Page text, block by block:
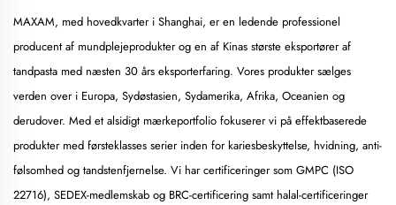
MAXAM, med hovedkvarter i Shanghai, er en ledende professionel
producent af mundplejeprodukter og en af Kinas største eksportører af
tandpasta med næsten 30 års eksporterfaring. Vores produkter sælges
verden over i Europa, Sydøstasien, Sydamerika, Afrika, Oceanien og
derudover. Med et alsidigt mærkeportfolio fokuserer vi på effektbaserede
produkter med førsteklasses serier inden for kariesbeskyttelse, hvidning, anti-
følsomhed og tandstenfjernelse. Vi har certificeringer som GMPC (ISO
22716), SEDEX-medlemskab og BRC-certificering samt halal-certificeringer